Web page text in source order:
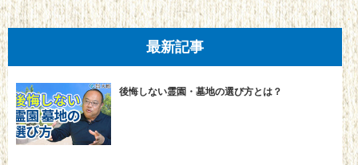
最新記事
後悔しない霊園・墓地の選び方とは？